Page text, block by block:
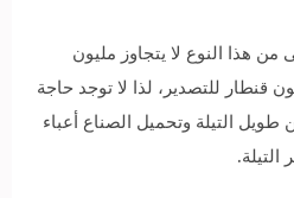
من هذا النوع لا يتجاوز مليون
قنطار للتصدير، لذا لا توجد حاجة
التيلة وتحميل الصناع أعباء